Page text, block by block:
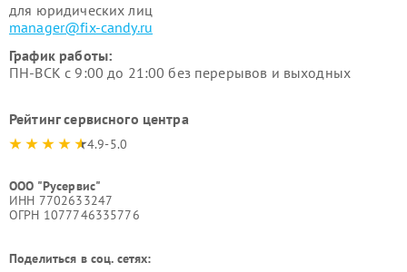
для юридических лиц
manager@fix-candy.ru
График работы:
ПН-ВСК с 9:00 до 21:00 без перерывов и выходных
Рейтинг сервисного центра
4.9-5.0
ООО "Русервис"
ИНН 7702633247
ОГРН 1077746335776
Поделиться в соц. сетях: